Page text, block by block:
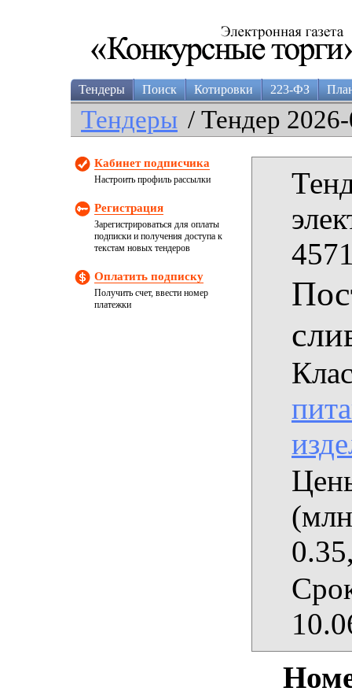
Тендеры Поиск Котировки 223-ФЗ
Тендеры / Тендер
Кабинет подписчика
Настроить профиль рассылки
Регистрация
Зарегистрироваться для оплаты
подписки и получения доступа к
текстам новых тендеров
Оплатить подписку
Получить счет, ввести номер
платежки